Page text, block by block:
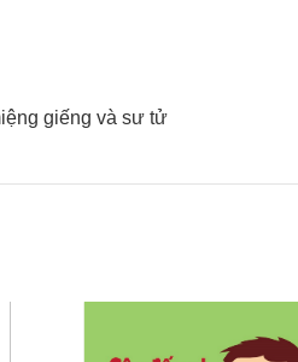
giếng và sư tử